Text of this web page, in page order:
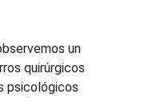
un
quirúrgicos
psicológicos